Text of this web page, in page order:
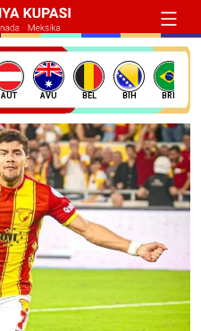
AUT AVU BEL BIH BRE